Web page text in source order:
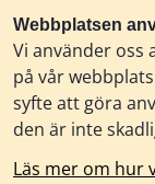
Webbplatsen
Vi använder oss
på vår
syfte att göra
den är inte
Läs mer om hur